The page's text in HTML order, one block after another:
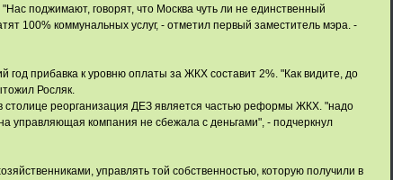
поджимают, говорят, что Москва чуть ли не единственный
100% коммунальных услуг, - отметил первый заместитель мэра. -
прибавка к уровню оплаты за ЖКХ составит 2%. "Как видите, до
Росляк.
столице реорганизация ДЕЗ является частью реформы ЖКХ. "надо
управляющая компания не сбежала с деньгами", - подчеркнул
управлять той собственностью, которую получили в